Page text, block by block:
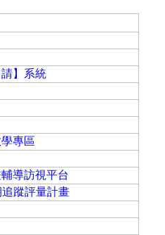
請】系統
專區
導訪視平台
蹤評量計畫